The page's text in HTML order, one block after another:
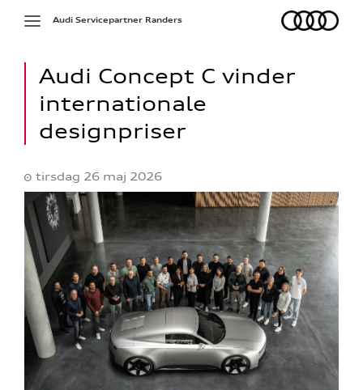
Toggle
Audi
Audi Servicepartner Randers
Audi Concept C vinder
internationale
designpriser
tirsdag 26 maj 2026